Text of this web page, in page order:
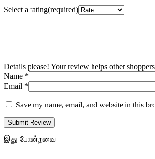
Select a rating(required)
Details please! Your review helps other
Name *
Email *
Save my name, email, and website in this
Submit Review
இது போன்றவை